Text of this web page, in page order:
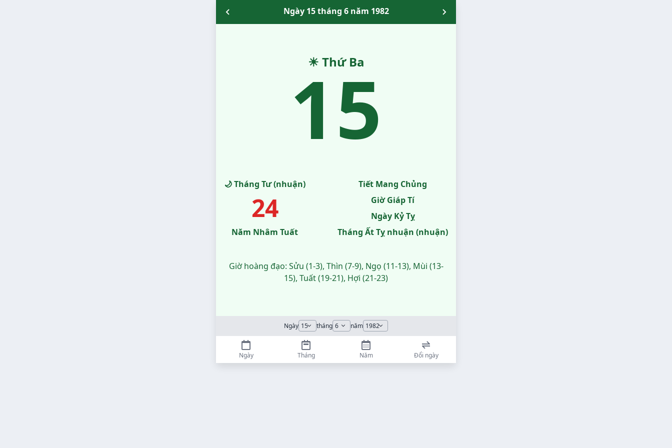
Ngày 15 tháng 6 năm 1982
☀ Thứ Ba
15
🌙 Tháng Tư (nhuận)
24
Năm Nhâm Tuất
Tiết Mang Chủng
Giờ Giáp Tí
Ngày Kỷ Tỵ
Tháng Ất Tỵ nhuận (nhuận)
Giờ hoàng đạo: Sửu (1-3), Thìn (7-9), Ngọ (11-13), Mùi (13-
15), Tuất (19-21), Hợi (21-23)
Ngày tháng năm
Ngày Tháng Năm Đổi ngày